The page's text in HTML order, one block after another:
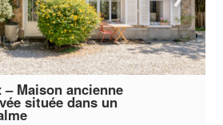
Maison ancienne
située dans un